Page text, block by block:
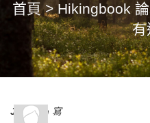
首頁 > Hikingbook
有
Jin Chin 寫